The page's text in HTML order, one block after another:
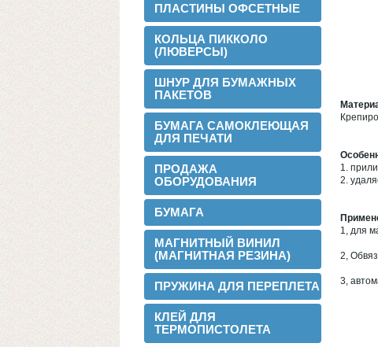
ПЛАСТИНЫ ОФСЕТНЫЕ
КОЛЬЦА ПИККОЛО
(ЛЮВЕРСЫ)
ШНУР ДЛЯ БУМАЖНЫХ
ПАКЕТОВ
БУМАГА САМОКЛЕЮЩАЯ
ДЛЯ ПЕЧАТИ
ПРОДАЖА
ОБОРУДОВАНИЯ
БУМАГА
МАГНИТНЫЙ ВИНИЛ
(МАГНИТНАЯ РЕЗИНА)
ПРУЖИНА ДЛЯ ПЕРЕПЛЕТА
КЛЕЙ ДЛЯ
ТЕРМОПИСТОЛЕТА
2016-02-24
Установли перемотчик с 3х дюймов на
1 дюйм
Теперь мы можем предложить наши
пленки для малых типографий.
2015-06-11
1.
2.
1, для
2,
3,